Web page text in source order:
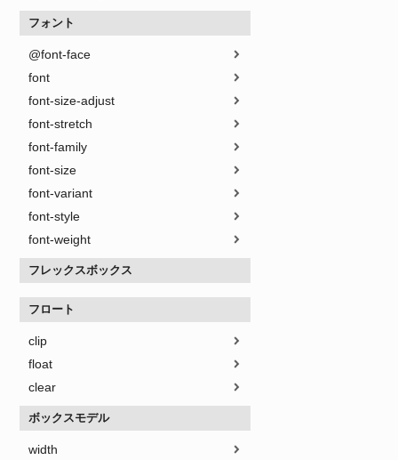
フォント
@font-face
font
font-size-adjust
font-stretch
font-family
font-size
font-variant
font-style
font-weight
フレックスボックス
フロート
clip
float
clear
ボックスモデル
width